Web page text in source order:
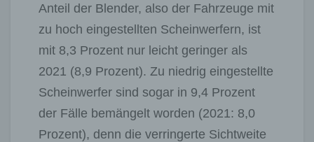
Anteil der Blender, also der Fahrzeuge mit
zu hoch eingestellten Scheinwerfern, ist
mit 8,3 Prozent nur leicht geringer als
2021 (8,9 Prozent). Zu niedrig eingestellte
Scheinwerfer sind sogar in 9,4 Prozent
der Fälle bemängelt worden (2021: 8,0
Prozent), denn die verringerte Sichtweite